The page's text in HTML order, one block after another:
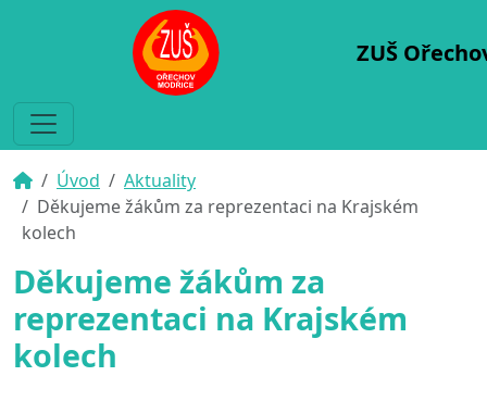
ZUŠ
Úvod
Aktuality
Děkujeme žákům za reprezentaci na Krajském
kolech
Děkujeme žákům za
reprezentaci na Krajském
kolech